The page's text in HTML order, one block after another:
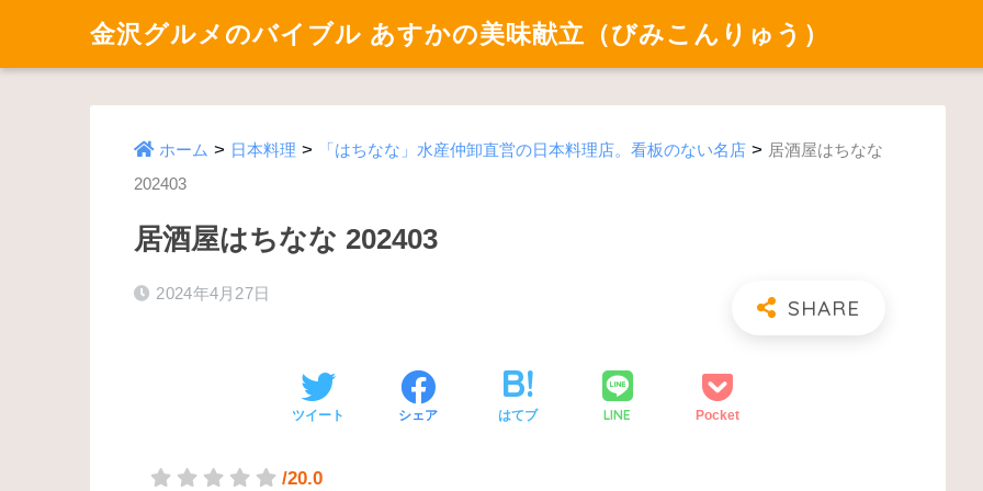
金沢グルメのバイブル あすかの美味献立（びみこんりゅう）
ホーム > 日本料理 > 「はちなな」水産仲卸直営の日本料理店。看板のない名店 > 居酒屋はちなな
202403
居酒屋はちなな 202403
2024年4月27日
ツイート シェア はてブ LINE Pocket
/20.0